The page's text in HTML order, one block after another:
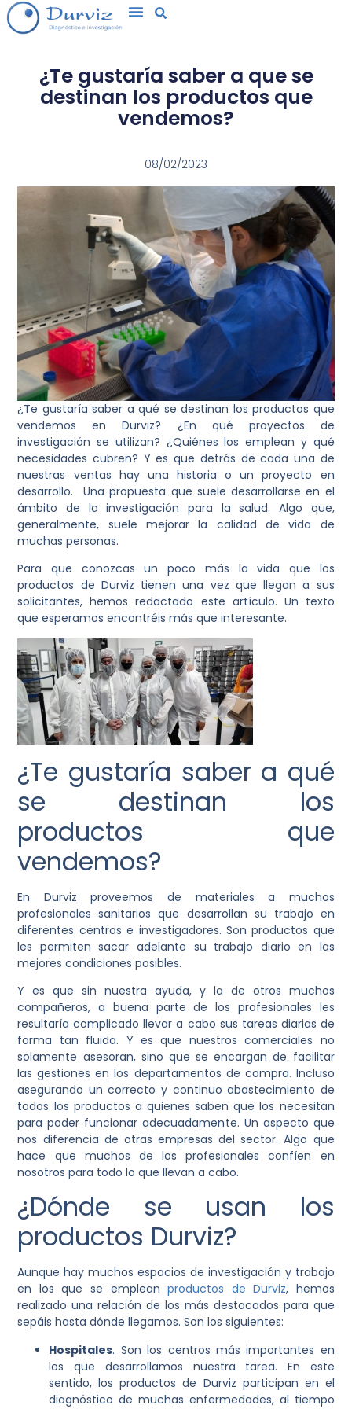
¿Te gustaría saber a que se
destinan los productos que
vendemos?
08/02/2023
¿Te gustaría saber a qué se destinan los productos que
vendemos en Durviz? ¿En qué proyectos de
investigación se utilizan? ¿Quiénes los emplean y qué
necesidades cubren? Y es que detrás de cada una de
nuestras ventas hay una historia o un proyecto en
desarrollo. Una propuesta que suele desarrollarse en el
ámbito de la investigación para la salud. Algo que,
generalmente, suele mejorar la calidad de vida de
muchas personas.
Para que conozcas un poco más la vida que los
productos de Durviz tienen una vez que llegan a sus
solicitantes, hemos redactado este artículo. Un texto
que esperamos encontréis más que interesante.
¿Te gustaría saber a qué
se destinan los
productos que
vendemos?
En Durviz proveemos de materiales a muchos
profesionales sanitarios que desarrollan su trabajo en
diferentes centros e investigadores. Son productos que
les permiten sacar adelante su trabajo diario en las
mejores condiciones posibles.
Y es que sin nuestra ayuda, y la de otros muchos
compañeros, a buena parte de los profesionales les
resultaría complicado llevar a cabo sus tareas diarias de
forma tan fluida. Y es que nuestros comerciales no
solamente asesoran, sino que se encargan de facilitar
las gestiones en los departamentos de compra. Incluso
asegurando un correcto y continuo abastecimiento de
todos los productos a quienes saben que los necesitan
para poder funcionar adecuadamente. Un aspecto que
nos diferencia de otras empresas del sector. Algo que
hace que muchos de los profesionales confíen en
nosotros para todo lo que llevan a cabo.
¿Dónde se usan los
productos Durviz?
Aunque hay muchos espacios de investigación y trabajo
en los que se empleanproductos de Durviz, hemos
realizado una relación de los más destacados para que
sepáis hasta dónde llegamos. Son los siguientes:
Hospitales. Son los centros más importantes en
los que desarrollamos nuestra tarea. En este
sentido, los productos de Durviz participan en el
diagnóstico de muchas enfermedades, al tiempo